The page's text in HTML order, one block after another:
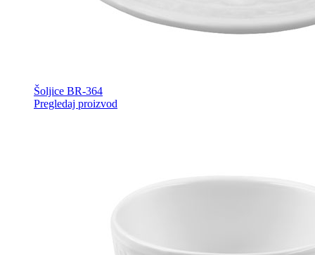
Šoljice BR-364
Pregledaj proizvod